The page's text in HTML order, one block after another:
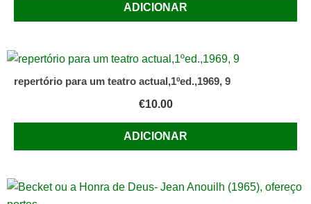
ADICIONAR
repertório para um teatro actual,1ºed.,1969, 9
€10.00
ADICIONAR